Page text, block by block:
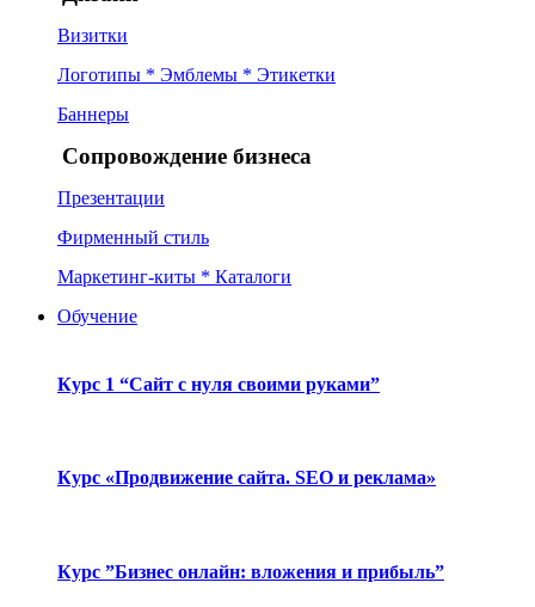
Визитки
Логотипы * Эмблемы * Этикетки
Баннеры
Сопровождение бизнеса
Презентации
Фирменный стиль
Маркетинг-киты * Каталоги
Обучение
Курс 1 “Сайт с нуля своими руками”
Курс «Продвижение сайта. SEO и реклама»
Курс ”Бизнес онлайн: вложения и прибыль”